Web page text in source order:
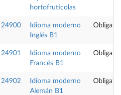
hortofrutícolas
24900
Idioma moderno
Inglés B1
24901
Idioma moderno
Francés B1
24902
Idioma moderno
Alemán B1